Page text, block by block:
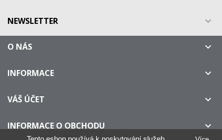
NEWSLETTER 
O NÁS 
INFORMACE 
VÁŠ ÚČET 
INFORMACE O OBCHODU 